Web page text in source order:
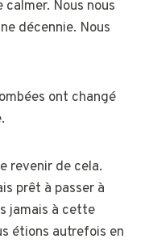
Nous nous
décennie. Nous
ont changé
revenir de cela.
prêt à passer à
jamais à cette
étions autrefois en